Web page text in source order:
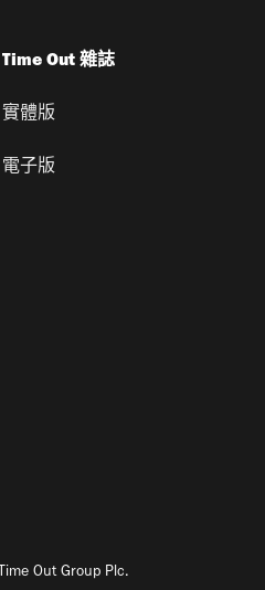
Time Out 雜誌
實體版
電子版
Out Group Plc.